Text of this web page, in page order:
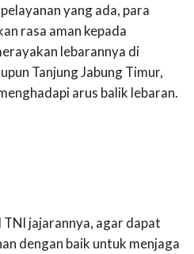
yang ada, para
rasa aman kepada
lebarannya di
Tanjung Jabung Timur,
arus balik lebaran.
jajarannya, agar dapat
dengan baik untuk menjaga